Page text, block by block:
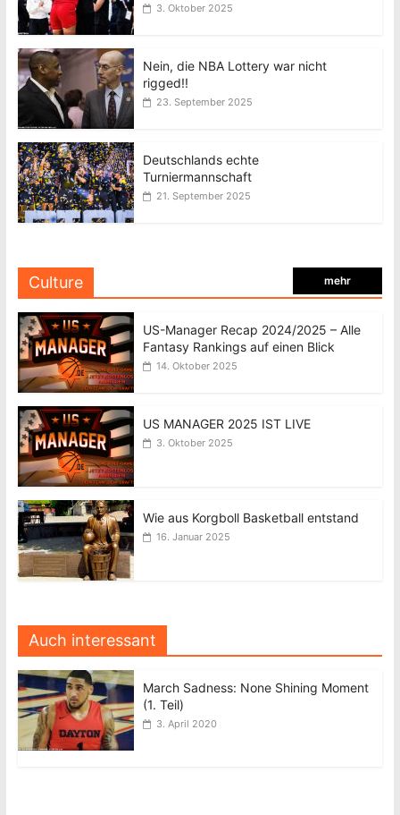
3. Oktober 2025
Nein, die NBA Lottery war nicht
rigged!!
23. September 2025
Deutschlands echte
Turniermannschaft
21. September 2025
Culture mehr
US-Manager Recap 2024/2025 – Alle
Fantasy Rankings auf einen Blick
14. Oktober 2025
US MANAGER 2025 IST LIVE
3. Oktober 2025
Wie aus Korgboll Basketball entstand
16. Januar 2025
Auch interessant
March Sadness: None Shining Moment
(1. Teil)
3. April 2020